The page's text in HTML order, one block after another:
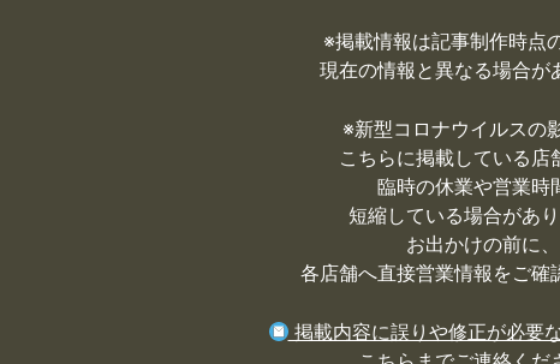
※掲載情報は記事制作時点
現在の情報と異なる場合が
※新型コロナウイルスの
こちらに掲載している店
臨時の休業や営業時
短縮している場合があり
お出かけの前に、
各店舗へ直接営業情報をご確
掲載内容に誤りや修正が必要な